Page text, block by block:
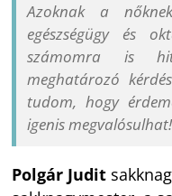
Azoknak a
egészségügy és
számomra is
meghatározó
tudom, hogy
igenis megvalósulhat!
Polgár Judit